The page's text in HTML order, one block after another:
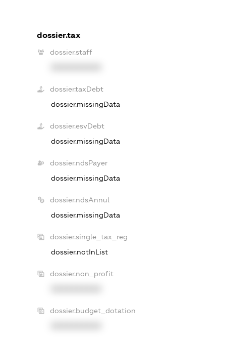
dossier.tax
dossier.staff
dossier.taxDebt
dossier.missingData
dossier.esvDebt
dossier.missingData
dossier.ndsPayer
dossier.missingData
dossier.ndsAnnul
dossier.missingData
dossier.single_tax_reg
dossier.notInList
dossier.non_profit
dossier.budget_dotation